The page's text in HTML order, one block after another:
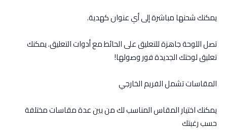
يمكنك شحنها مباشرة إلى أي عنوان كهدية.
تصل اللوحة جاهزة للتعليق على الحائط مع أدوات التعليق. يمكنك
تعليق لوحتك الجديدة فور وصولها!
المقاسات تشمل الفريم الخارجي
يمكنك اختيار المقاس المناسب لك من بين عدة مقاسات مختلفة
حسب رغبتك